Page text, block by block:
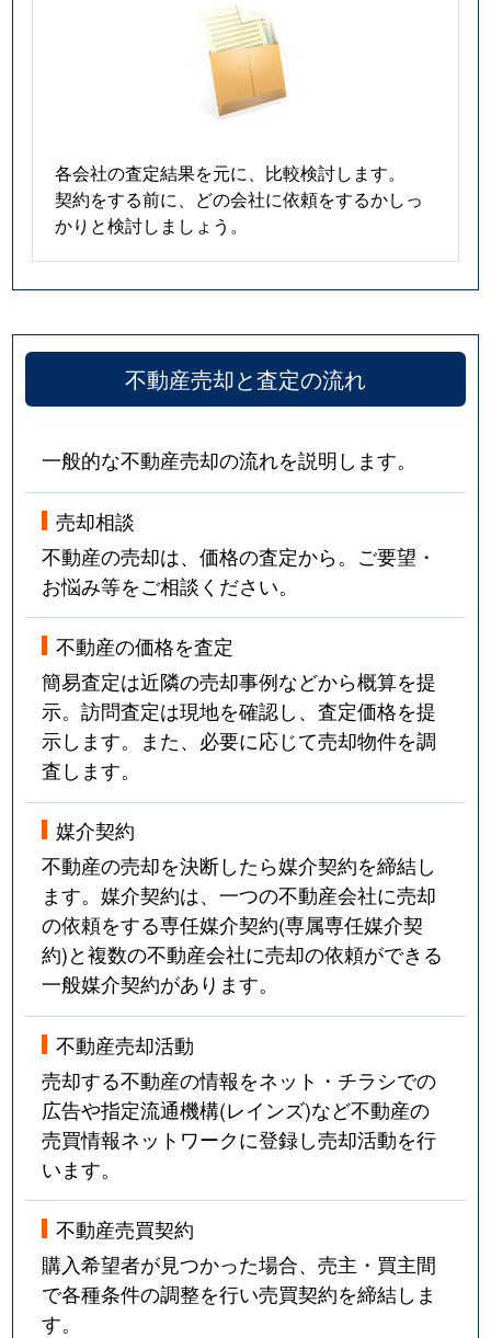
各会社の査定結果を元に、比較検討します。
契約をする前に、どの会社に依頼をするかしっ
かりと検討しましょう。
不動産売却と査定の流れ
一般的な不動産売却の流れを説明します。
売却相談
不動産の売却は、価格の査定から。ご要望・
お悩み等をご相談ください。
不動産の価格を査定
簡易査定は近隣の売却事例などから概算を提
示。訪問査定は現地を確認し、査定価格を提
示します。また、必要に応じて売却物件を調
査します。
媒介契約
不動産の売却を決断したら媒介契約を締結し
ます。媒介契約は、一つの不動産会社に売却
の依頼をする専任媒介契約(専属専任媒介契
約)と複数の不動産会社に売却の依頼ができる
一般媒介契約があります。
不動産売却活動
売却する不動産の情報をネット・チラシでの
広告や指定流通機構(レインズ)など不動産の
売買情報ネットワークに登録し売却活動を行
います。
不動産売買契約
購入希望者が見つかった場合、売主・買主間
で各種条件の調整を行い売買契約を締結しま
す。